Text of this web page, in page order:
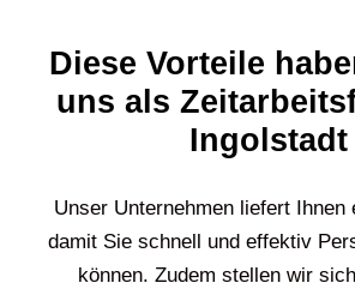
Diese Vorteile
uns als
Ingolstadt
Unser Unternehmen liefert Ihnen
damit Sie schnell und effektiv
können. Zudem stellen wir